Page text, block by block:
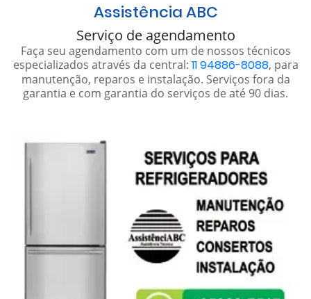
Assistência ABC
Serviço de agendamento
Faça seu agendamento com um de nossos técnicos
especializados através da central: 11 94886-8088, para
manutenção, reparos e instalação. Serviços fora da
garantia e com garantia do serviços de até 90 dias.